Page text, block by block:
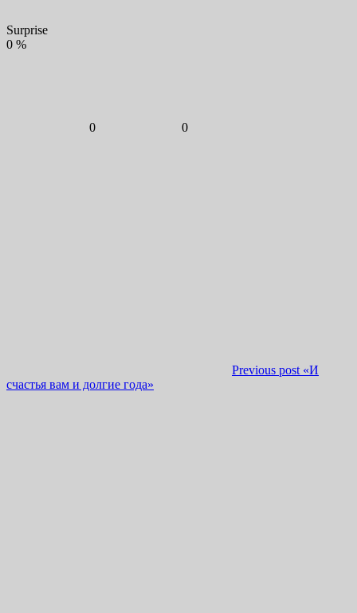
Surprise
0 %
0 0
Previous post «И
счастья вам и долгие года»